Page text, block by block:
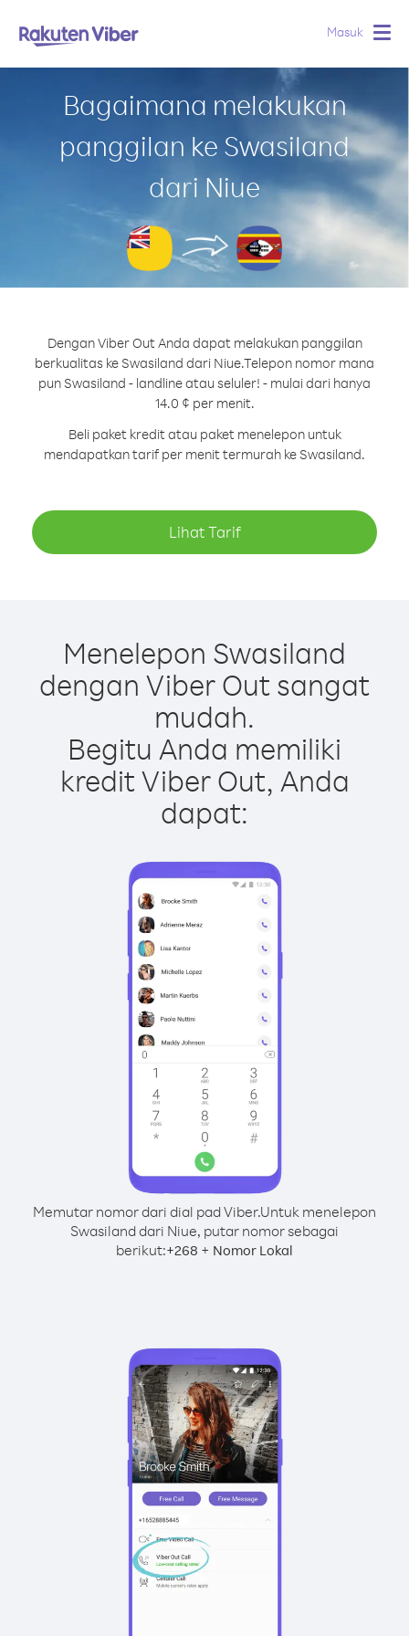
Masuk
Bagaimana melakukan
panggilan ke Swasiland
dari Niue
Dengan Viber Out Anda dapat melakukan panggilan
berkualitas ke Swasiland dari Niue.Telepon nomor mana
pun Swasiland - landline atau seluler! - mulai dari hanya
14.0 ¢ per menit.
Beli paket kredit atau paket menelepon untuk
mendapatkan tarif per menit termurah ke Swasiland.
Lihat Tarif
Menelepon Swasiland
dengan Viber Out sangat
mudah.
Begitu Anda memiliki
kredit Viber Out, Anda
dapat:
Memutar nomor dari dial pad Viber.Untuk menelepon
Swasiland dari Niue, putar nomor sebagai
berikut:+268 + Nomor Lokal